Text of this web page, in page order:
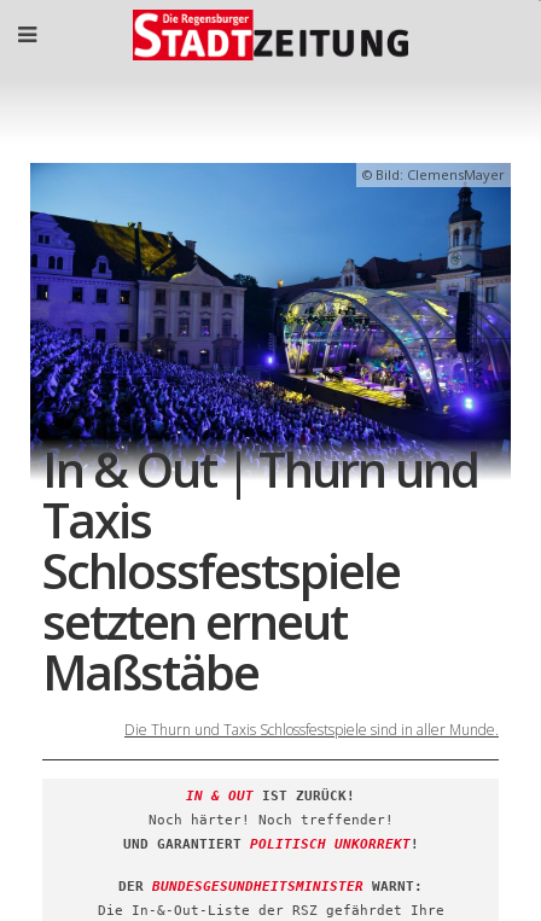
Bild: ClemensMayer
In & Out | Thurn und
Taxis
Schlossfestspiele
setzten erneut
Maßstäbe
Die Thurn und Taxis Schlossfestspiele sind in aller Munde.
IN & OUT IST ZURÜCK!
Noch härter! Noch treffender!
UND GARANTIERT POLITISCH UNKORREKT!
DER BUNDESGESUNDHEITSMINISTER WARNT:
Die In-&-Out-Liste der RSZ gefährdet Ihre